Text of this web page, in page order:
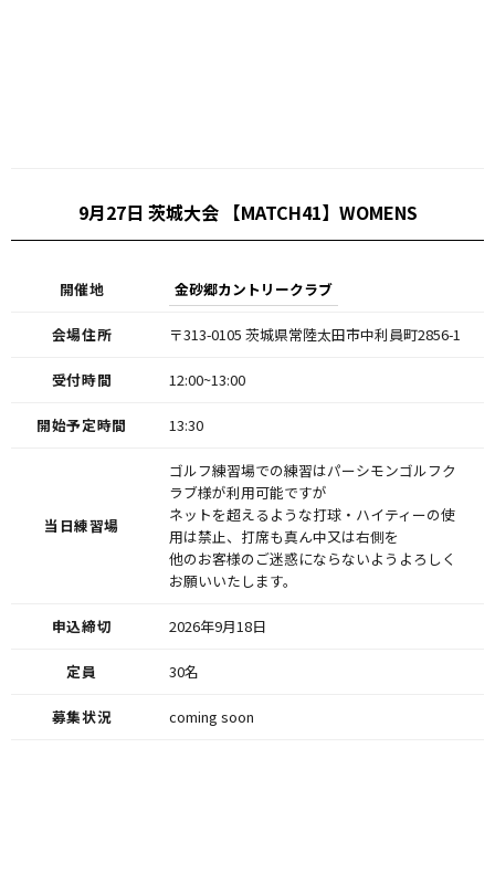
9月27日 茨城大会 【MATCH41】WOMENS
開催地 金砂郷カントリークラブ
会場住所 〒313-0105 茨城県常陸太田市中利員町2856-1
受付時間 12:00~13:00
開始予定時間 13:30
当日練習場
ゴルフ練習場での練習はパーシモンゴルフク
ラブ様が利用可能ですが
ネットを超えるような打球・ハイティーの使
用は禁止、打席も真ん中又は右側を
他のお客様のご迷惑にならないようよろしく
お願いいたします。
申込締切 2026年9月18日
定員 30名
募集状況 coming soon